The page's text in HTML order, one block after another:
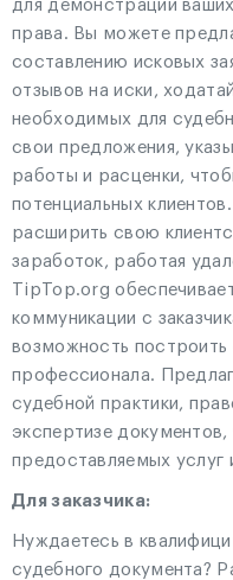
для демонстрации
права. Вы можете
составлению исковых
отзывов на иски,
необходимых для
свои предложения,
работы и расценки,
потенциальных
расширить свою
заработок, работая
TipTop.org
коммуникации с
возможность
профессионала.
судебной практики,
экспертизе
предоставляемых услуг
Для заказчика:
Нуждаетесь в
судебного документа?